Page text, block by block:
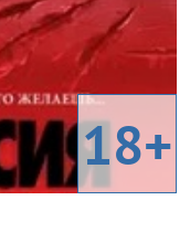
18+